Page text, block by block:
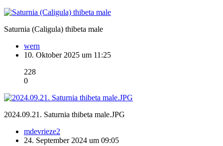
Saturnia (Caligula) thibeta male
wern
10. Oktober 2025 um 11:25
228
0
2024.09.21. Saturnia thibeta male.JPG
mdevrieze2
24. September 2024 um 09:05